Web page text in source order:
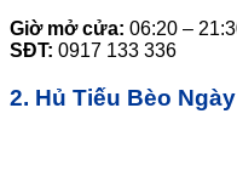
Giờ mở cửa: 06:20 –
SĐT: 0917 133 336
2. Hủ Tiếu Bèo